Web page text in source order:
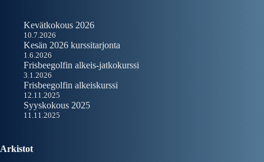
Kevätkokous 2026
10.7.2026
Kesän 2026 kurssitarjonta
1.6.2026
Frisbeegolfin alkeis-jatkokurssi
3.1.2026
Frisbeegolfin alkeiskurssi
12.11.2025
Syyskokous 2025
11.11.2025
Arkistot